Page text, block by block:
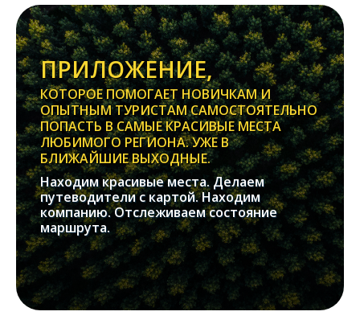
ПРИЛОЖЕНИЕ,
КОТОРОЕ ПОМОГАЕТ НОВИЧКАМ И
ОПЫТНЫМ ТУРИСТАМ САМОСТОЯТЕЛЬНО
ПОПАСТЬ В САМЫЕ КРАСИВЫЕ МЕСТА
ЛЮБИМОГО РЕГИОНА. УЖЕ В
БЛИЖАЙШИЕ ВЫХОДНЫЕ.
Находим красивые места. Делаем
путеводители с картой. Находим
компанию. Отслеживаем состояние
маршрута.